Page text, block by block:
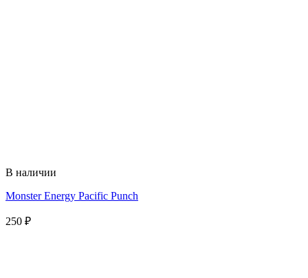
В наличии
Monster Energy Pacific Punch
250 ₽